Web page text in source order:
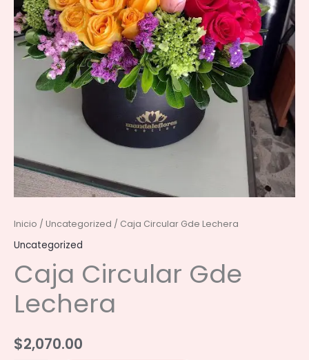
Inicio / Uncategorized / Caja Circular Gde Lechera
Uncategorized
Caja Circular Gde
Lechera
$2,070.00